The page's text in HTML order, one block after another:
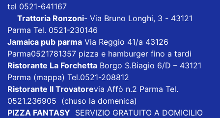
tel 0521-641167
Trattoria Ronzoni- Via Bruno Longhi, 3 - 43121
Parma Tel. 0521-230146
Jamaica pub parma Via Reggio 41/a 43126
Parma0521781357 pizza e hamburger fino a tardi
Ristorante La Forchetta Borgo S.Biagio 6/D – 43121
Parma (mappa) Tel.0521-208812
Ristorante Il Trovatorevia Affò n.2 Parma Tel.
0521.236905 (chuso la domenica)
PIZZA FANTASY SERVIZIO GRATUITO A DOMICILIO